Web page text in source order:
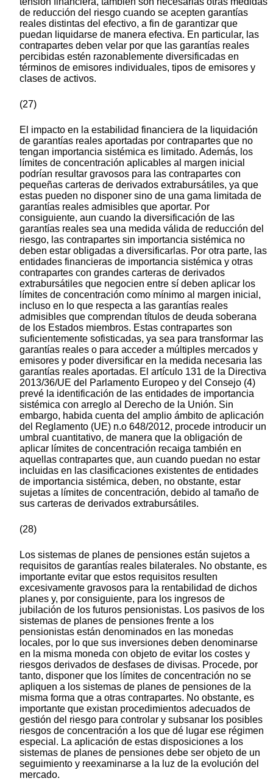
de reducción del riesgo cuando se acepten garantías
reales distintas del efectivo, a fin de garantizar que
puedan liquidarse de manera efectiva. En particular, las
contrapartes deben velar por que las garantías reales
percibidas estén razonablemente diversificadas en
términos de emisores individuales, tipos de emisores y
clases de activos.
(27)
El impacto en la estabilidad financiera de la liquidación
de garantías reales aportadas por contrapartes que no
tengan importancia sistémica es limitado. Además, los
límites de concentración aplicables al margen inicial
podrían resultar gravosos para las contrapartes con
pequeñas carteras de derivados extrabursátiles, ya que
estas pueden no disponer sino de una gama limitada de
garantías reales admisibles que aportar. Por
consiguiente, aun cuando la diversificación de las
garantías reales sea una medida válida de reducción del
riesgo, las contrapartes sin importancia sistémica no
deben estar obligadas a diversificarlas. Por otra parte, las
entidades financieras de importancia sistémica y otras
contrapartes con grandes carteras de derivados
extrabursátiles que negocien entre sí deben aplicar los
límites de concentración como mínimo al margen inicial,
incluso en lo que respecta a las garantías reales
admisibles que comprendan títulos de deuda soberana
de los Estados miembros. Estas contrapartes son
suficientemente sofisticadas, ya sea para transformar las
garantías reales o para acceder a múltiples mercados y
emisores y poder diversificar en la medida necesaria las
garantías reales aportadas. El artículo 131 de la Directiva
2013/36/UE del Parlamento Europeo y del Consejo (4)
prevé la identificación de las entidades de importancia
sistémica con arreglo al Derecho de la Unión. Sin
embargo, habida cuenta del amplio ámbito de aplicación
del Reglamento (UE) n.o 648/2012, procede introducir un
umbral cuantitativo, de manera que la obligación de
aplicar límites de concentración recaiga también en
aquellas contrapartes que, aun cuando puedan no estar
incluidas en las clasificaciones existentes de entidades
de importancia sistémica, deben, no obstante, estar
sujetas a límites de concentración, debido al tamaño de
sus carteras de derivados extrabursátiles.
(28)
Los sistemas de planes de pensiones están sujetos a
requisitos de garantías reales bilaterales. No obstante, es
importante evitar que estos requisitos resulten
excesivamente gravosos para la rentabilidad de dichos
planes y, por consiguiente, para los ingresos de
jubilación de los futuros pensionistas. Los pasivos de los
sistemas de planes de pensiones frente a los
pensionistas están denominados en las monedas
locales, por lo que sus inversiones deben denominarse
en la misma moneda con objeto de evitar los costes y
riesgos derivados de desfases de divisas. Procede, por
tanto, disponer que los límites de concentración no se
apliquen a los sistemas de planes de pensiones de la
misma forma que a otras contrapartes. No obstante, es
importante que existan procedimientos adecuados de
gestión del riesgo para controlar y subsanar los posibles
riesgos de concentración a los que dé lugar ese régimen
especial. La aplicación de estas disposiciones a los
sistemas de planes de pensiones debe ser objeto de un
seguimiento y reexaminarse a la luz de la evolución del
mercado.